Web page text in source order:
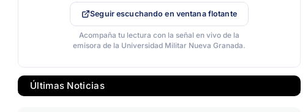
Seguir escuchando en ventana flotante
Acompaña tu lectura con la señal en vivo de la
emisora de la Universidad Militar Nueva Granada.
Últimas Noticias